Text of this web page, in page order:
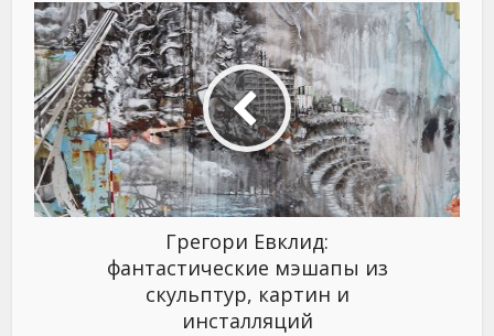
Грегори Евклид:
фантастические мэшапы из
скульптур, картин и
инсталляций